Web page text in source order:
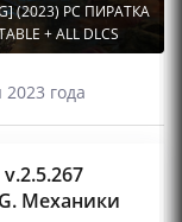
(2023) PC ПИРАТКА
+ ALL DLCS
года
Механики